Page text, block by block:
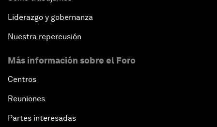
Liderazgo y gobernanza
Nuestra repercusión
Más información sobre el Foro
Centros
Reuniones
Partes interesadas